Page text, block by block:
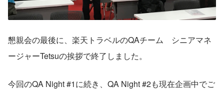
懇親会の最後に、楽天トラベルのQAチーム　シニアマネ
ージャーTetsuの挨拶で終了しました。
今回のQA Night #1に続き、QA Night #2も現在企画中でご